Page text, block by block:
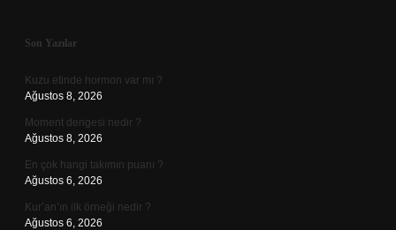
Sidebar
Son Yazılar
Kuzu etinde hormon var mı ?
Ağustos 8, 2026
Moment dengesi nedir ?
Ağustos 8, 2026
En çok hangi takımın puanı ?
Ağustos 6, 2026
Kur’an’ın ilk örneği nedir ?
Ağustos 6, 2026